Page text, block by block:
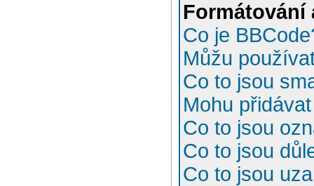
Formátování
Co je
Můžu
Co to jsou
Mohu
Co to jsou
Co to jsou
Co to jsou